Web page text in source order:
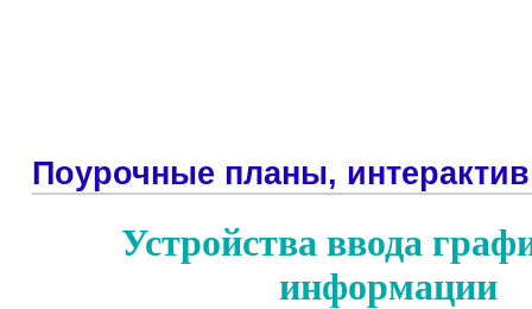
Поурочные планы, интерактив
Устройства ввода
информации